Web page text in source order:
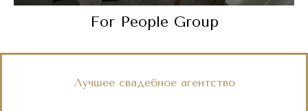
For People Group
Лучшее свадебное агентство